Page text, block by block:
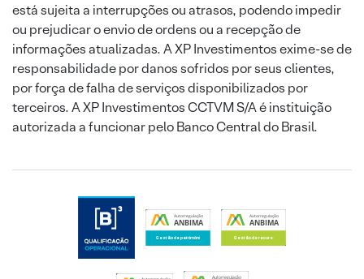
está sujeita a interrupções ou atrasos, podendo impedir
ou prejudicar o envio de ordens ou a recepção de
informações atualizadas. A XP Investimentos exime-se de
responsabilidade por danos sofridos por seus clientes,
por força de falha de serviços disponibilizados por
terceiros. A XP Investimentos CCTVM S/A é instituição
autorizada a funcionar pelo Banco Central do Brasil.